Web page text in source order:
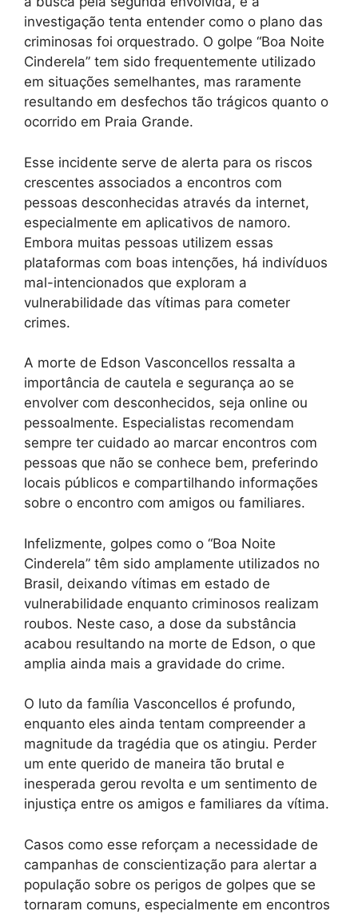
investigação tenta entender como o plano das
criminosas foi orquestrado. O golpe “Boa Noite
Cinderela” tem sido frequentemente utilizado
em situações semelhantes, mas raramente
resultando em desfechos tão trágicos quanto o
ocorrido em Praia Grande.
Esse incidente serve de alerta para os riscos
crescentes associados a encontros com
pessoas desconhecidas através da internet,
especialmente em aplicativos de namoro.
Embora muitas pessoas utilizem essas
plataformas com boas intenções, há indivíduos
mal-intencionados que exploram a
vulnerabilidade das vítimas para cometer
crimes.
A morte de Edson Vasconcellos ressalta a
importância de cautela e segurança ao se
envolver com desconhecidos, seja online ou
pessoalmente. Especialistas recomendam
sempre ter cuidado ao marcar encontros com
pessoas que não se conhece bem, preferindo
locais públicos e compartilhando informações
sobre o encontro com amigos ou familiares.
Infelizmente, golpes como o “Boa Noite
Cinderela” têm sido amplamente utilizados no
Brasil, deixando vítimas em estado de
vulnerabilidade enquanto criminosos realizam
roubos. Neste caso, a dose da substância
acabou resultando na morte de Edson, o que
amplia ainda mais a gravidade do crime.
O luto da família Vasconcellos é profundo,
enquanto eles ainda tentam compreender a
magnitude da tragédia que os atingiu. Perder
um ente querido de maneira tão brutal e
inesperada gerou revolta e um sentimento de
injustiça entre os amigos e familiares da vítima.
Casos como esse reforçam a necessidade de
campanhas de conscientização para alertar a
população sobre os perigos de golpes que se
tornaram comuns, especialmente em encontros